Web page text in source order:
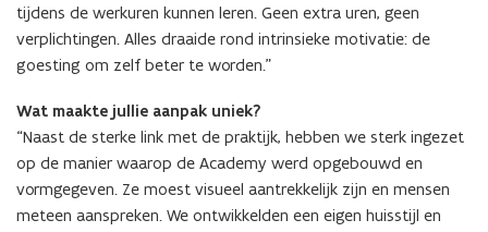
tijdens de werkuren kunnen leren. Geen extra uren, geen
verplichtingen. Alles draaide rond intrinsieke motivatie: de
goesting om zelf beter te worden.”
Wat maakte jullie aanpak uniek?
“Naast de sterke link met de praktijk, hebben we sterk ingezet
op de manier waarop de Academy werd opgebouwd en
vormgegeven. Ze moest visueel aantrekkelijk zijn en mensen
meteen aanspreken. We ontwikkelden een eigen huisstijl en